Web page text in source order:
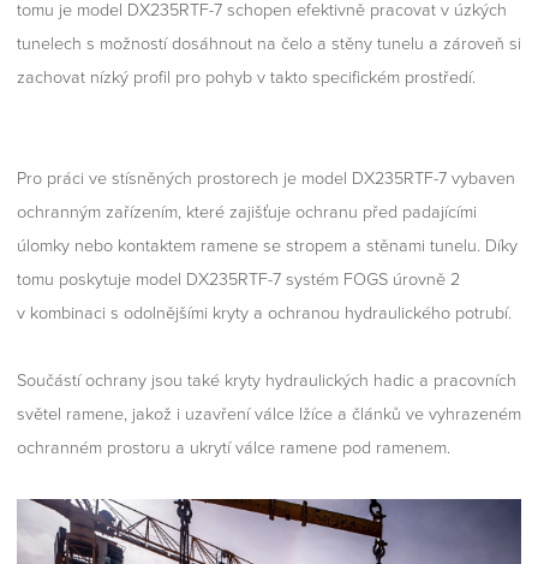
tomu je model DX235RTF-7 schopen efektivně pracovat v úzkých
tunelech s možností dosáhnout na čelo a stěny tunelu a zároveň si
zachovat nízký profil pro pohyb v takto specifickém prostředí.
Pro práci ve stísněných prostorech je model DX235RTF-7 vybaven
ochranným zařízením, které zajišťuje ochranu před padajícími
úlomky nebo kontaktem ramene se stropem a stěnami tunelu. Díky
tomu poskytuje model DX235RTF-7 systém FOGS úrovně 2
v kombinaci s odolnějšími kryty a ochranou hydraulického potrubí.
Součástí ochrany jsou také kryty hydraulických hadic a pracovních
světel ramene, jakož i uzavření válce lžíce a článků ve vyhrazeném
ochranném prostoru a ukrytí válce ramene pod ramenem.